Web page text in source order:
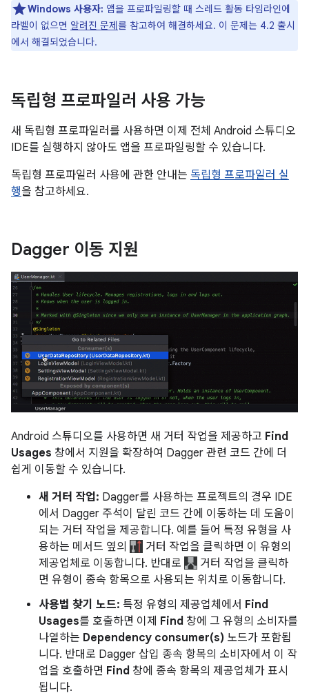
Windows 사용자: 앱을 프로파일링할 때 스레드 활동 타임라인에
라벨이 없으면 알려진 문제를 참고하여 해결하세요. 이 문제는 4.2 출시
에서 해결되었습니다.
독립형 프로파일러 사용 가능
새 독립형 프로파일러를 사용하면 이제 전체 Android 스튜디오
IDE를 실행하지 않아도 앱을 프로파일링할 수 있습니다.
독립형 프로파일러 사용에 관한 안내는 독립형 프로파일러 실
행을 참고하세요.
Dagger 이동 지원
Android 스튜디오를 사용하면 새 거터 작업을 제공하고 Find
Usages 창에서 지원을 확장하여 Dagger 관련 코드 간에 더
쉽게 이동할 수 있습니다.
새 거터 작업: Dagger를 사용하는 프로젝트의 경우 IDE
에서 Dagger 주석이 달린 코드 간에 이동하는 데 도움이
되는 거터 작업을 제공합니다. 예를 들어 특정 유형을 사
용하는 메서드 옆의
거터 작업을 클릭하면 이 유형의
제공업체로 이동합니다. 반대로
거터 작업을 클릭하
면 유형이 종속 항목으로 사용되는 위치로 이동합니다.
사용법 찾기 노드: 특정 유형의 제공업체에서 Find
Usages를 호출하면 이제 Find 창에 그 유형의 소비자를
나열하는 Dependency consumer(s) 노드가 포함됩
니다. 반대로 Dagger 삽입 종속 항목의 소비자에서 이 작
업을 호출하면 Find 창에 종속 항목의 제공업체가 표시
됩니다.